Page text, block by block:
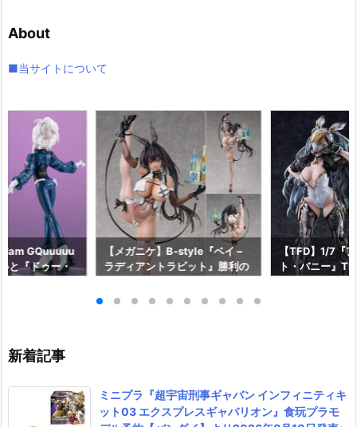
ブ
About
■当サイトについて
GQuuuuu
と『ドゥー・
【メガニケ】B-style『ベイ –
ラディアントラビット』勝利の
約【フリーイング】より2026
【TFD】1/7『
ト・バニー』
新着記事
ミニプラ『超宇宙刑事ギャバン インフィニティキ
ット03 エクスプレスギャバリオン』食玩プラモ